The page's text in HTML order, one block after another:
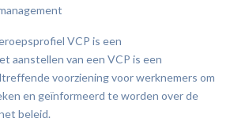
VCP is een
aanstellen van een VCP is een
voorziening voor werknemers om
en geïnformeerd te worden over de
beleid.